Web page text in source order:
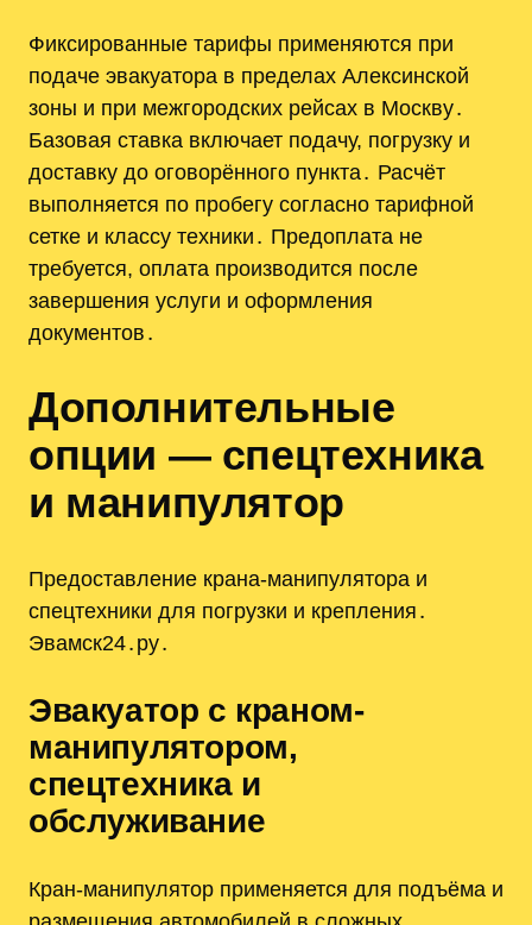
Фиксированные тарифы применяются при
подаче эвакуатора в пределах Алексинской
зоны и при межгородских рейсах в Москву․
Базовая ставка включает подачу, погрузку и
доставку до оговорённого пункта․ Расчёт
выполняется по пробегу согласно тарифной
сетке и классу техники․ Предоплата не
требуется, оплата производится после
завершения услуги и оформления
документов․
Дополнительные
опции — спецтехника
и манипулятор
Предоставление крана-манипулятора и
спецтехники для погрузки и крепления․
Эвамск24․ру․
Эвакуатор с краном-
манипулятором,
спецтехника и
обслуживание
Кран-манипулятор применяется для подъёма и